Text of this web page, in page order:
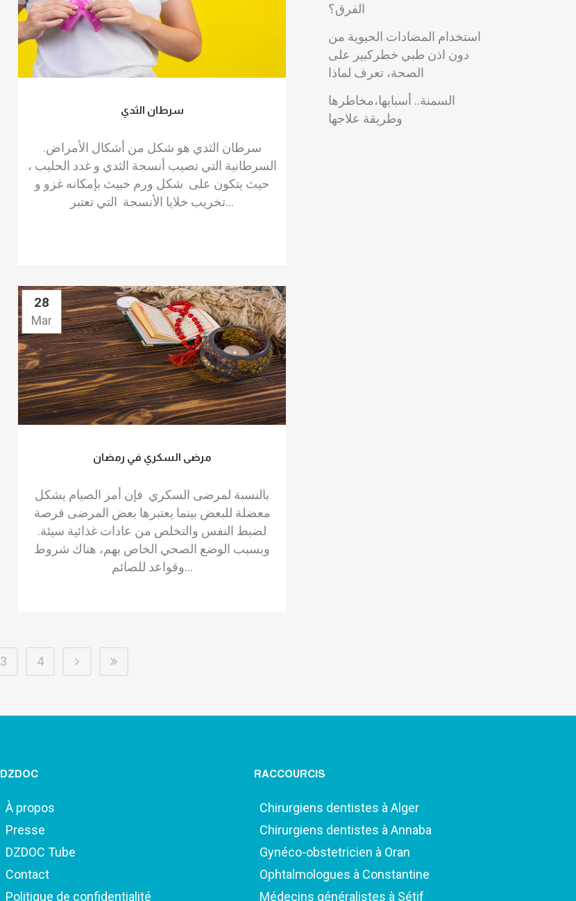
سرطان الثدي
.سرطان الثدي هو شكل من أشكال الأمراض
السرطانية التي تصيب أنسجة الثدي و غدد الحليب ،
حيث يتكون على شكل ورم خبيث بإمكانه غزو و
تخريب خلايا الأنسجة التي تعتبر...
28
Mar
مرضى السكري في رمضان
بالنسبة لمرضى السكري فإن أمر الصيام يشكل
معضلة للبعض بينما يعتبرها بعض المرضى فرصة
لضبط النفس والتخلص من عادات غذائية سيئة.
وبسبب الوضع الصحي الخاص بهم، هناك شروط
وقواعد للصائم...
3 4
الفرق؟
استخدام المضادات الحيوية من
دون اذن طبي خطركبير على
الصحة، تعرف لماذا
السمنة.. أسبابها،مخاطرها
وطريقة علاجها
DZDOC
À propos
Presse
DZDOC Tube
Contact
Politique de confidentialité
RACCOURCIS
Chirurgiens dentistes à Alger
Chirurgiens dentistes à Annaba
Gynéco-obstetricien à Oran
Ophtalmologues à Constantine
Médecins généralistes à Sétif